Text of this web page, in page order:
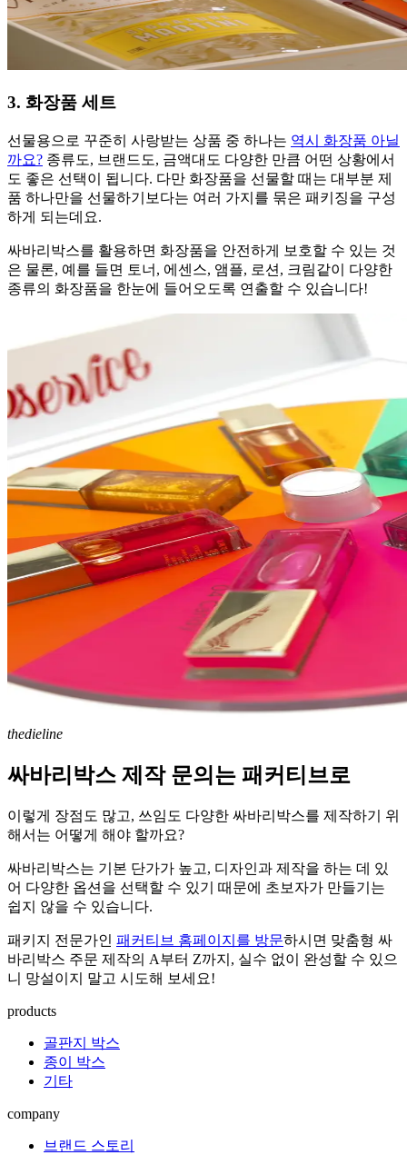
3. 화장품 세트
선물용으로 꾸준히 사랑받는 상품 중 하나는 역시 화장품 아닐
까요? 종류도, 브랜드도, 금액대도 다양한 만큼 어떤 상황에서
도 좋은 선택이 됩니다. 다만 화장품을 선물할 때는 대부분 제
품 하나만을 선물하기보다는 여러 가지를 묶은 패키징을 구성
하게 되는데요.
싸바리박스를 활용하면 화장품을 안전하게 보호할 수 있는 것
은 물론, 예를 들면 토너, 에센스, 앰플, 로션, 크림같이 다양한
종류의 화장품을 한눈에 들어오도록 연출할 수 있습니다!
thedieline
싸바리박스 제작 문의는 패커티브로
이렇게 장점도 많고, 쓰임도 다양한 싸바리박스를 제작하기 위
해서는 어떻게 해야 할까요?
싸바리박스는 기본 단가가 높고, 디자인과 제작을 하는 데 있
어 다양한 옵션을 선택할 수 있기 때문에 초보자가 만들기는
쉽지 않을 수 있습니다.
패키지 전문가인 패커티브 홈페이지를 방문하시면 맞춤형 싸
바리박스 주문 제작의 A부터 Z까지, 실수 없이 완성할 수 있으
니 망설이지 말고 시도해 보세요!
products
골판지 박스
종이 박스
기타
company
브랜드 스토리